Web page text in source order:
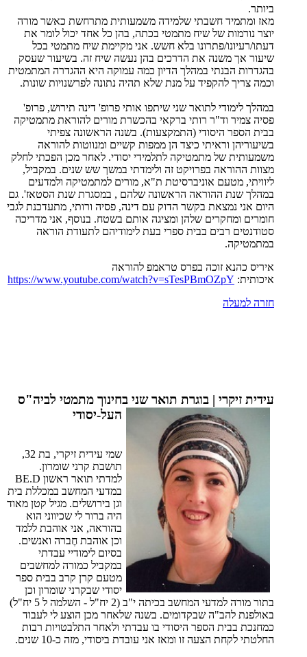
ביותר.
מאז ומתמיד חשבתי שלמידה משמעותית מתרחשת כאשר מורה
יוצר נורמות של שיח מתמטי בכתה, בהן כל אחד יכול לומר את
דעתו/רעיונו/פתרונו בלא חשש. אני מקיימת שיח מתמטי בכל
שיעור אך משנה את הדרכים בהן נעשה שיח זה. בשיעור שעסק
בהגדרות הבנתי במהלך הדיון כמה עמוקה היא ההגדרה המתמטית
וכמה צריך להקפיד על מנת שלא תהיה נתונה לפרשנויות שונות.
במהלך לימודי לתואר שני שיתפו אותי פרופ' דינה תירוש, פרופ'
פסיה צמיר וד"ר רותי ברקאי בהכשרת מורים להוראת מתמטיקה
בבית הספר היסודי (התמקצעות). בשנה הראשונה צפיתי
בשיעוריהן וראיתי כיצד הן ממפות קשיים ומנווטות להוראה
משמעותית של מתמטיקה לתלמידי יסודי. לאחר מכן הפכתי לחלק
מצוות ההוראה בפרויקט זה ולימדתי במשך שש שנים. במקביל,
ליוויתי, מטעם אוניברסיטת ת"א, מורים למתמטיקה ולמדעים
במהלך שנת ההוראה הראשונה שלהם , במסגרת שנת הסטאז'. גם
היום אני נמצאת בקשר הדוק עם דינה, פסיה ורותי, מתעדכנת לגבי
חומרים ומחקרים שלהן ומציגה אותם בשטח. בנוסף, אני מדריכה
סטודנטים רבים בבית ספרי בעת לימודיהם לתעודת הוראה
במתמטיקה.
איריס כהנא זוכה בפרס טראמפ להוראה
איכותית: https://www.youtube.com/watch?v=sTesPBmOZpY
חזרה למעלה
עידית זיקרי | בוגרת תואר שני בחינוך מתמטי לביה"ס
העל-יסודי
שמי עידית זיקרי, בת 32,
תושבת קרני שומרון.
למדתי תואר ראשון BE.D
במדעי המחשב במכללת בית
וגן בירושלים. מגיל קטן מאוד
היה ברור לי שכיווני הוא
בהוראה, אני אוהבת ללמד
וכן אוהבת חֶברה ואנשים.
בסיום לימודיי עבדתי
במקביל כמורה למחשבים
מטעם קרן קרב בבית ספר
יסודי שבקרני שומרון וכן
בתור מורה למדעי המחשב בכיתה י"ב (2 יח"ל - השלמה ל 5 יח"ל)
באולפנת להב"ה שבקדומים. בשנה שלאחר מכן הוצע לי לעבוד
כמחנכת בבית הספר היסודי בו עבדתי ולאחר התלבטויות רבות
החלטתי לקחת הצעה זו ומאז אני עובדת ביסודי, מזה כ-10 שנים.